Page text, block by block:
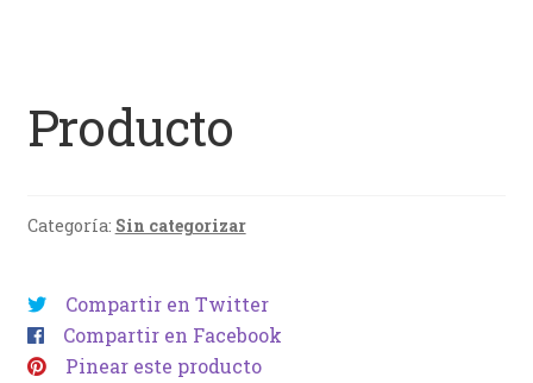
Producto
Categoría: Sin categorizar
Compartir en Twitter
Compartir en Facebook
Pinear este producto